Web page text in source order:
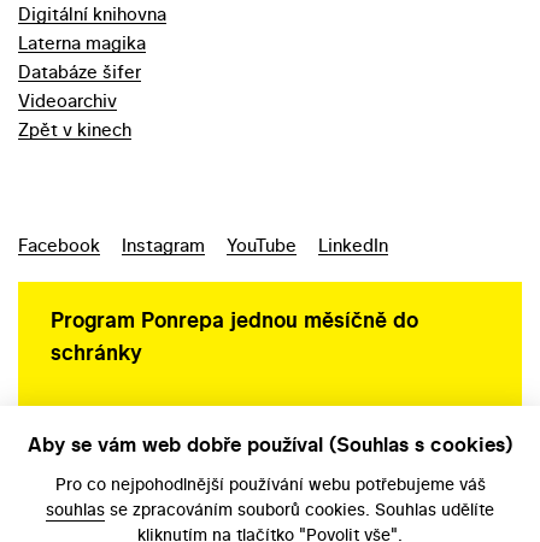
Digitální knihovna
Laterna magika
Databáze šifer
Videoarchiv
Zpět v kinech
Facebook Instagram YouTube LinkedIn
Program Ponrepa jednou měsíčně do
schránky
Aby se vám web dobře používal (Souhlas s cookies)
Pro co nejpohodlnější používání webu potřebujeme váš
souhlas se zpracováním souborů cookies. Souhlas udělíte
kliknutím na tlačítko "Povolit vše".